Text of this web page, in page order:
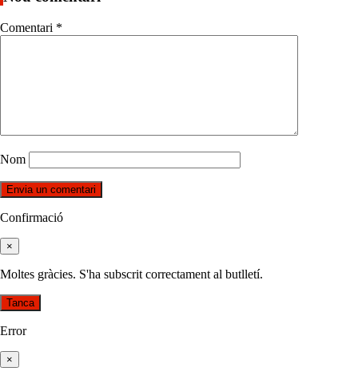
Comentari *
Nom
Confirmació
×
Moltes gràcies. S'ha subscrit correctament al butlletí.
Tanca
Error
×